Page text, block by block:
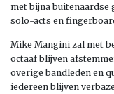
met bijna buitenaardse
solo-acts en
Mike Mangini zal met
octaaf blijven
overige bandleden en
iedereen blijven